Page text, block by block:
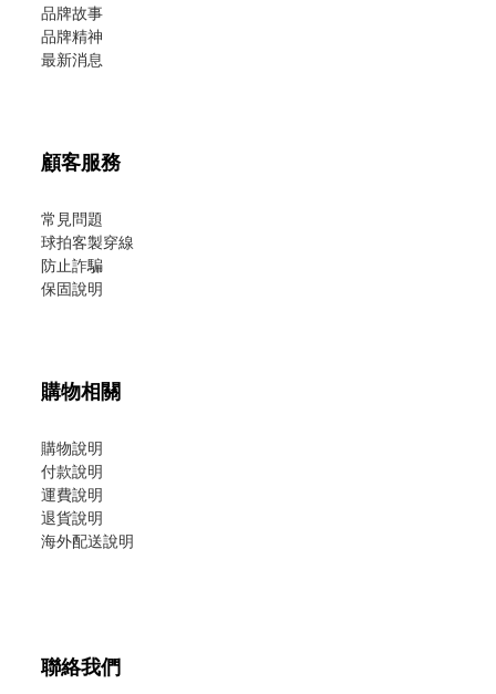
品牌故事
品牌精神
最新消息
顧客服務
常見問題
球拍客製穿線
防止詐騙
保固說明
購物相關
購物說明
付款說明
運費說明
退貨說明
海外配送說明
聯絡我們